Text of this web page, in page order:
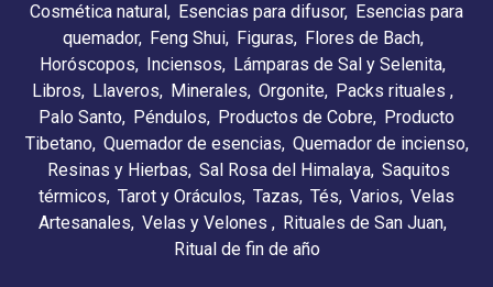
Cosmética natural
Esencias para difusor
Esencias para
quemador
Feng Shui Figuras
Flores de Bach
Horóscopos
Inciensos
Lámparas de Sal y Selenita
Libros
Llaveros Minerales Orgonite
Packs rituales
Palo Santo
Péndulos Productos de Cobre
Producto
Tibetano Quemador de esencias Quemador de incienso
Resinas y Hierbas Sal Rosa del Himalaya Saquitos
térmicos Tarot y Oráculos Tazas Tés Varios Velas
Artesanales Velas y Velones
Rituales de San Juan
Ritual de fin de año